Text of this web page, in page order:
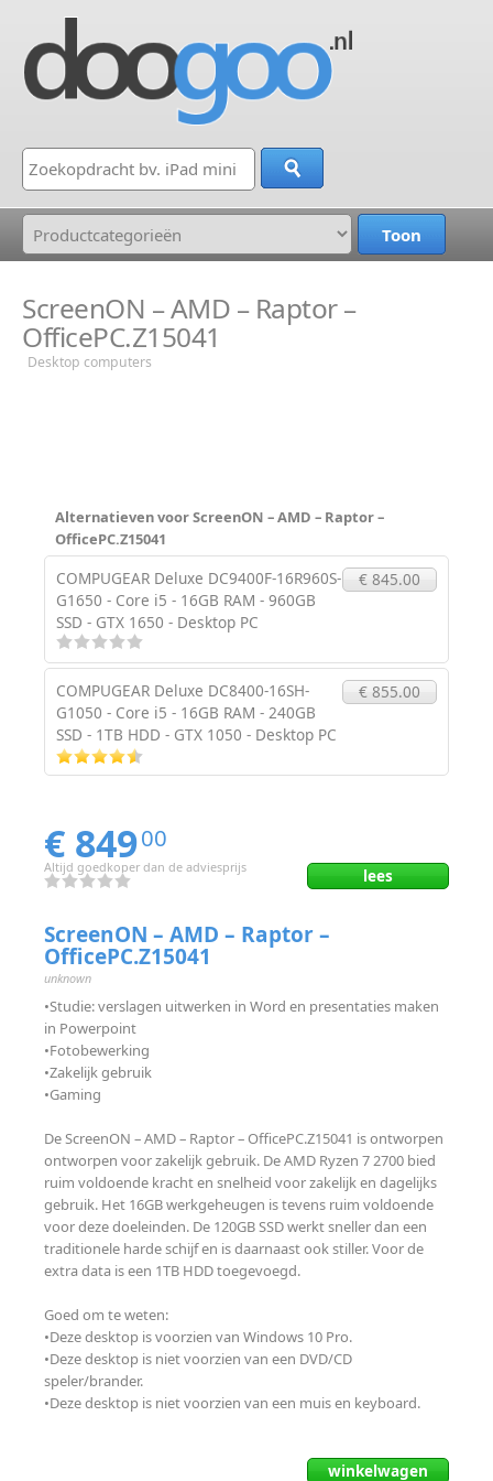
ScreenON – AMD – Raptor –
OfficePC.Z15041
Desktop computers
Alternatieven voor ScreenON – AMD – Raptor –
OfficePC.Z15041
COMPUGEAR Deluxe DC9400F-16R960S-
G1650 - Core i5 - 16GB RAM - 960GB
SSD - GTX 1650 - Desktop PC
€ 845.00
COMPUGEAR Deluxe DC8400-16SH-
G1050 - Core i5 - 16GB RAM - 240GB
SSD - 1TB HDD - GTX 1050 - Desktop PC
€ 855.00
€ 84900
Altijd goedkoper dan de adviesprijs lees
ScreenON – AMD – Raptor –
OfficePC.Z15041
unknown
•Studie: verslagen uitwerken in Word en presentaties maken
in Powerpoint
•Fotobewerking
•Zakelijk gebruik
•Gaming
De ScreenON – AMD – Raptor – OfficePC.Z15041 is ontworpen
ontworpen voor zakelijk gebruik. De AMD Ryzen 7 2700 bied
ruim voldoende kracht en snelheid voor zakelijk en dagelijks
gebruik. Het 16GB werkgeheugen is tevens ruim voldoende
voor deze doeleinden. De 120GB SSD werkt sneller dan een
traditionele harde schijf en is daarnaast ook stiller. Voor de
extra data is een 1TB HDD toegevoegd.
Goed om te weten:
•Deze desktop is voorzien van Windows 10 Pro.
•Deze desktop is niet voorzien van een DVD/CD
speler/brander.
•Deze desktop is niet voorzien van een muis en keyboard.
winkelwagen